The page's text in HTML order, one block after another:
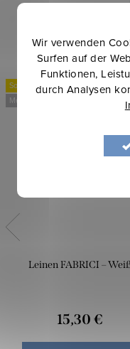
Wir verwenden
Surfen auf der
Funktionen,
durch Analysen
Sommerinspirationen
Mehr für weniger
Leinen FABRICI –
15,30 €